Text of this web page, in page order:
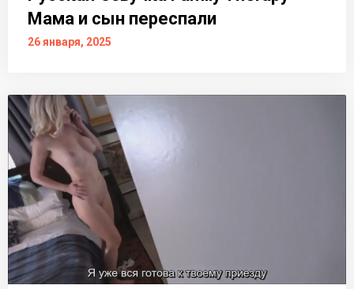
Мама и сын переспали
26 января, 2025